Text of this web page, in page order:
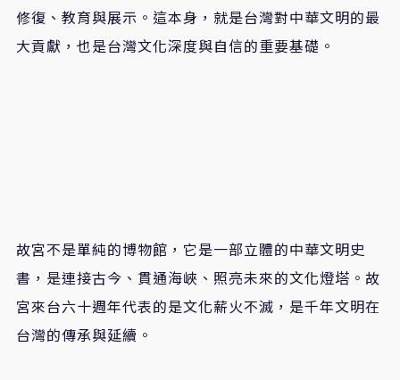
修復、教育與展示。這本身，就是台灣對中華文明的最
大貢獻，也是台灣文化深度與自信的重要基礎。
故宮不是單純的博物館，它是一部立體的中華文明史
書，是連接古今、貫通海峽、照亮未來的文化燈塔。故
宮來台六十週年代表的是文化薪火不滅，是千年文明在
台灣的傳承與延續。